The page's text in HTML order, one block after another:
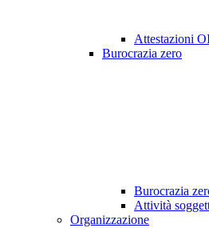
Attestazioni
Burocrazia zero
Burocrazia
Attività
Organizzazione